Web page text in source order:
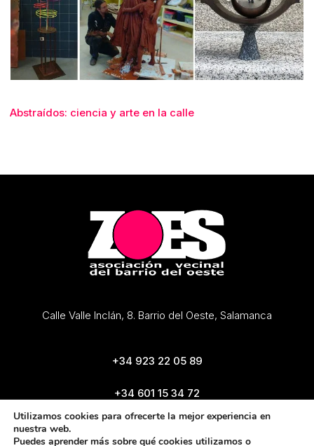
Abstraídos: ciencia y arte en la calle
Calle Valle Inclán, 8. Barrio del Oeste, Salamanca
+34 923 22 05 89
+34 601 15 34 72
Utilizamos cookies para ofrecerte la mejor experiencia en
nuestra web.
Puedes aprender más sobre qué cookies utilizamos o